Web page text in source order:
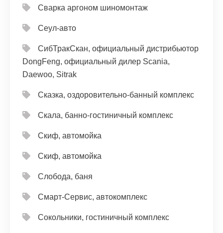
Сварка аргоном шиномонтаж
Сеул-авто
СибТракСкан, официальный дистрибьютор
DongFeng, официальный дилер Scania,
Daewoo, Sitrak
Сказка, оздоровительно-банный комплекс
Скала, банно-гостиничный комплекс
Скиф, автомойка
Скиф, автомойка
Слобода, баня
Смарт-Сервис, автокомплекс
Сокольники, гостиничный комплекс